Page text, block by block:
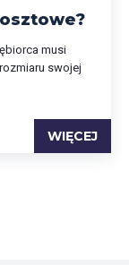
musi
swojej
WIĘCEJ